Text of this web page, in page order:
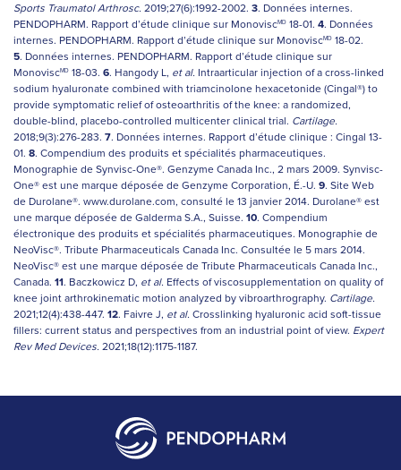
Sports Traumatol Arthrosc. 2019;27(6):1992-2002. 3. Données internes.
PENDOPHARM. Rapport d’étude clinique sur MonoviscMD 18-01. 4. Données
internes. PENDOPHARM. Rapport d’étude clinique sur MonoviscMD 18-02.
5. Données internes. PENDOPHARM. Rapport d’étude clinique sur
MonoviscMD 18-03. 6. Hangody L, et al. Intraarticular injection of a cross-linked
sodium hyaluronate combined with triamcinolone hexacetonide (Cingal®) to
provide symptomatic relief of osteoarthritis of the knee: a randomized,
double-blind, placebo-controlled multicenter clinical trial. Cartilage.
2018;9(3):276-283. 7. Données internes. Rapport d’étude clinique : Cingal 13-
01. 8. Compendium des produits et spécialités pharmaceutiques.
Monographie de Synvisc-One®. Genzyme Canada Inc., 2 mars 2009. Synvisc-
One® est une marque déposée de Genzyme Corporation, É.-U. 9. Site Web
de Durolane®. www.durolane.com, consulté le 13 janvier 2014. Durolane® est
une marque déposée de Galderma S.A., Suisse. 10. Compendium
électronique des produits et spécialités pharmaceutiques. Monographie de
NeoVisc®. Tribute Pharmaceuticals Canada Inc. Consultée le 5 mars 2014.
NeoVisc® est une marque déposée de Tribute Pharmaceuticals Canada Inc.,
Canada. 11. Baczkowicz D, et al. Effects of viscosupplementation on quality of
knee joint arthrokinematic motion analyzed by vibroarthrography. Cartilage.
2021;12(4):438-447. 12. Faivre J, et al. Crosslinking hyaluronic acid soft-tissue
fillers: current status and perspectives from an industrial point of view. Expert
Rev Med Devices. 2021;18(12):1175-1187.